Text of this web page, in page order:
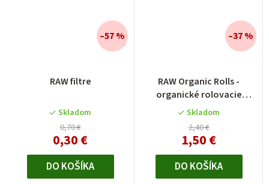
RAW filtre
Skladom
0,70 €
0,30 €
–57 %
DO KOŠÍKA
RAW Organic Rolls -
organické rolovacie
papieriky 5m
Skladom
2,40 €
1,50 €
–37 %
DO KOŠÍKA